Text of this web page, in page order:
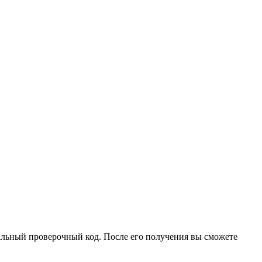
проверочный код. После его получения вы сможете